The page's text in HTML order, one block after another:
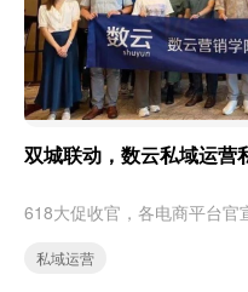
双城联动，数云私域运营
私域运营